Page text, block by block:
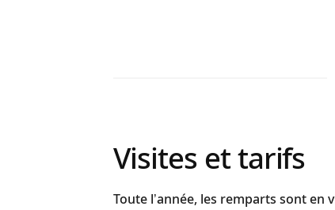
Visites et tarifs
Toute l’année, les remparts sont en